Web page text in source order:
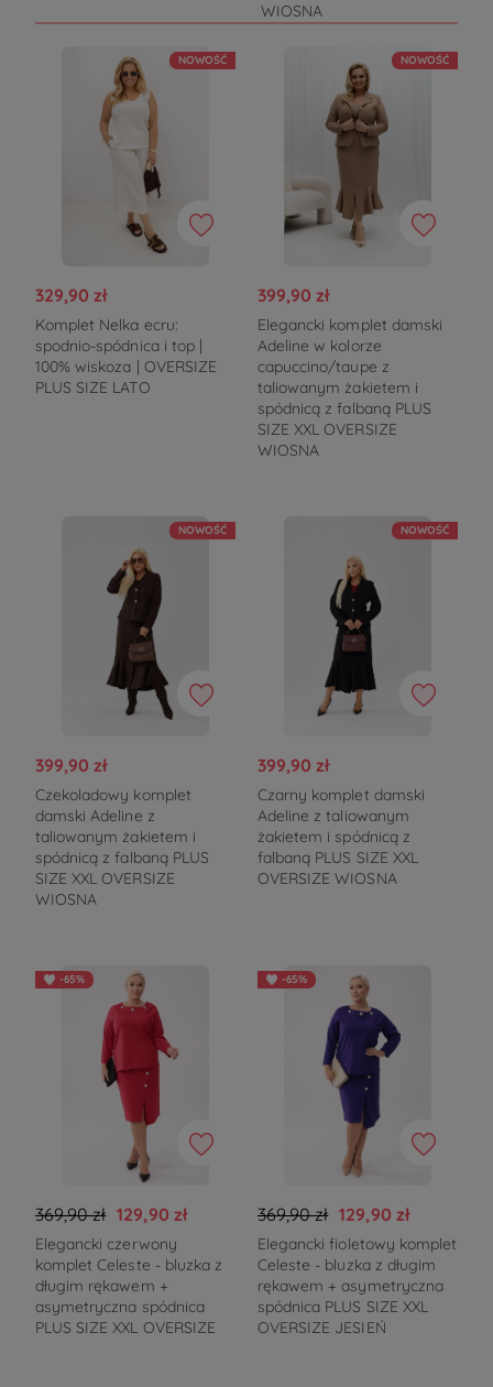
WIOSNA
NOWOŚĆ
329,90 zł
Komplet Nelka ecru:
spodnio-spódnica i top |
100% wiskoza | OVERSIZE
PLUS SIZE LATO
NOWOŚĆ
399,90 zł
Elegancki komplet damski
Adeline w kolorze
capuccino/taupe z
taliowanym żakietem i
spódnicą z falbaną PLUS
SIZE XXL OVERSIZE
WIOSNA
NOWOŚĆ
399,90 zł
Czekoladowy komplet
damski Adeline z
taliowanym żakietem i
spódnicą z falbaną PLUS
SIZE XXL OVERSIZE
WIOSNA
NOWOŚĆ
399,90 zł
Czarny komplet damski
Adeline z taliowanym
żakietem i spódnicą z
falbaną PLUS SIZE XXL
OVERSIZE WIOSNA
-65%
369,90 zł 129,90 zł
Elegancki czerwony
komplet Celeste - bluzka z
długim rękawem +
asymetryczna spódnica
PLUS SIZE XXL OVERSIZE
-65%
369,90 zł 129,90 zł
Elegancki fioletowy komplet
Celeste - bluzka z długim
rękawem + asymetryczna
spódnica PLUS SIZE XXL
OVERSIZE JESIEŃ